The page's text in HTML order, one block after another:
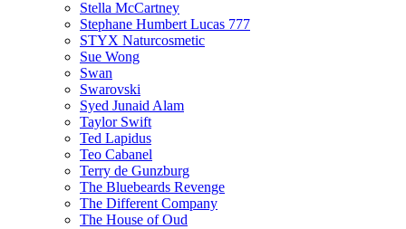
Stella McCartney
Stephane Humbert Lucas 777
STYX Naturсosmetic
Sue Wong
Swan
Swarovski
Syed Junaid Alam
Taylor Swift
Ted Lapidus
Teo Cabanel
Terry de Gunzburg
The Bluebeards Revenge
The Different Company
The House of Oud